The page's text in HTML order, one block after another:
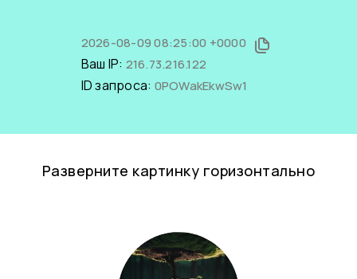
2026-08-09 08:25:00 +0000
Ваш IP: 216.73.216.122
ID запроса: 0POWakEkwSw1
Разверните картинку горизонтально